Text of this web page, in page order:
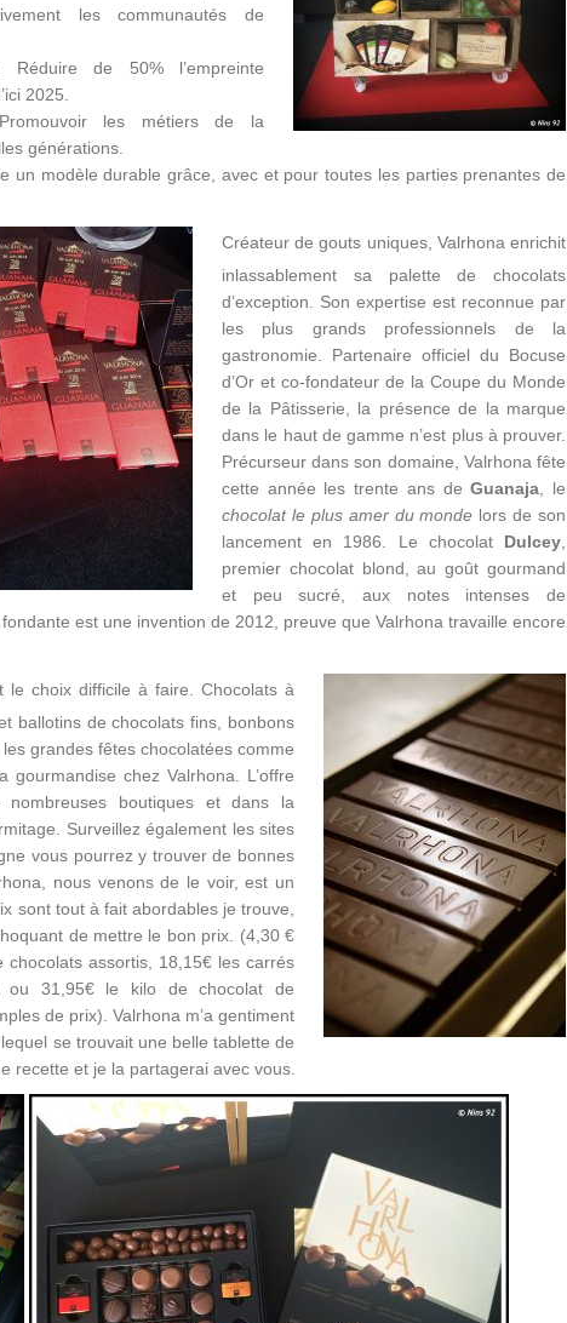
les communautés de
de 50% l’empreinte
2025.
les métiers de la
générations.
un modèle durable grâce, avec et pour toutes les parties prenantes de
Créateur de gouts uniques, Valrhona enrichit
inlassablement sa palette de chocolats
d’exception. Son expertise est reconnue par
les plus grands professionnels de la
gastronomie. Partenaire officiel du Bocuse
d’Or et co-fondateur de la Coupe du Monde
de la Pâtisserie, la présence de la marque
dans le haut de gamme n’est plus à prouver.
Précurseur dans son domaine, Valrhona fête
cette année les trente ans deGuanaja , le
chocolat le plus amer du monde lors de son
lancement en 1986. Le chocolat Dulcey
premier chocolat blond, au goût gourmand
et peu sucré, aux notes intenses de
est une invention de 2012, preuve que Valrhona travaille encore
le choix difficile à faire. Chocolats à
ballotins de chocolats fins, bonbons
grandes fêtes chocolatées comme
chez Valrhona. L’offre
boutiques et dans la
Surveillez également les sites
vous pourrez y trouver de bonnes
nous venons de le voir, est un
sont tout à fait abordables je trouve,
de mettre le bon prix. (4,30 €
assortis, 18,15€ les carrés
ou 31,95€ le kilo de chocolat de
de prix). Valrhona m’a gentiment
se trouvait une belle tablette de
recette et je la partagerai avec vous.